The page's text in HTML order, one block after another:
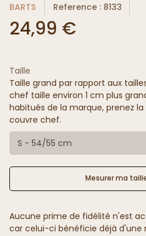
BARTS Reference : 8133
24,99 €
Taille
Taille grand par rapport aux
chef taille environ 1 cm plus
habitués de la marque, prenez
couvre chef.
S - 54/55 cm
Mesurer ma
Aucune prime de fidélité n'est
car celui-ci bénéficie déjà d'une